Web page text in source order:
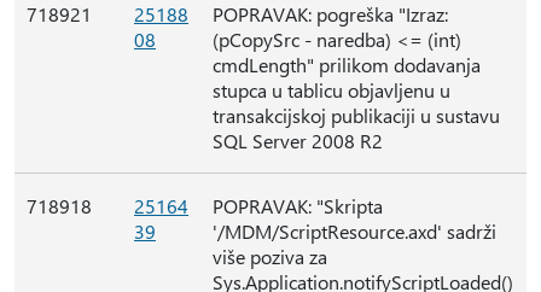
718921
25188
08
POPRAVAK: pogreška "Izraz:
(pCopySrc - naredba) <= (int)
cmdLength" prilikom dodavanja
stupca u tablicu objavljenu u
transakcijskoj publikaciji u sustavu
SQL Server 2008 R2
718918
25164
39
POPRAVAK: "Skripta
'/MDM/ScriptResource.axd' sadrži
više poziva za
Sys.Application.notifyScriptLoaded()